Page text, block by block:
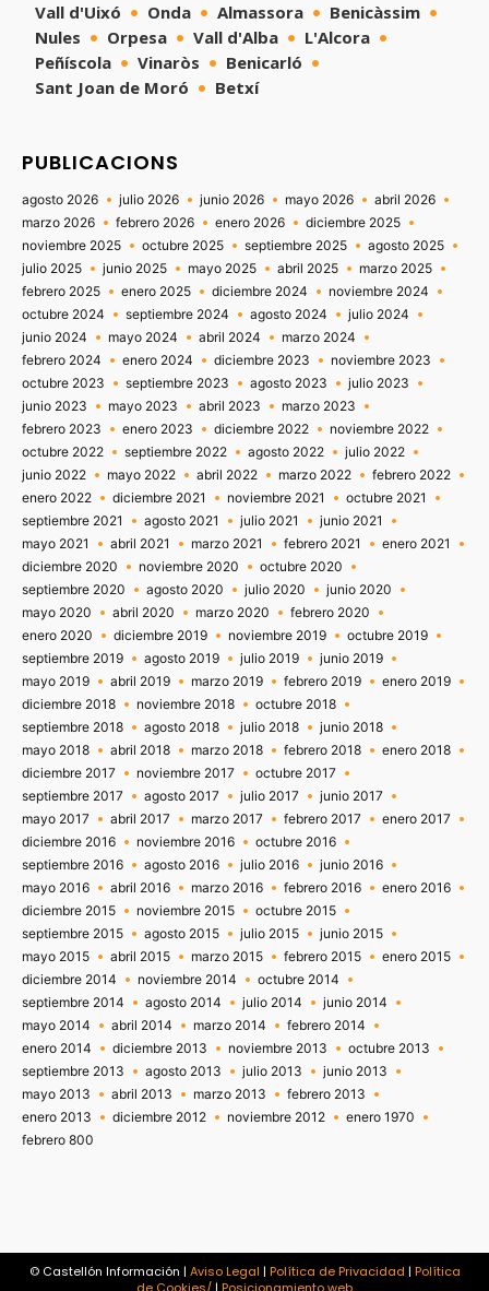
Vall d'Uixó
Onda Almassora
Benicàssim
Nules
Orpesa Vall d'Alba
L'Alcora
Peñíscola
Vinaròs
Benicarló
Sant Joan de Moró
Betxí
PUBLICACIONS
agosto 2026 julio 2026 junio 2026 mayo 2026
abril 2026
marzo 2026
febrero 2026 enero 2026
diciembre 2025
noviembre 2025
octubre 2025 septiembre 2025
agosto 2025
julio 2025
junio 2025 mayo 2025 abril 2025
marzo 2025
febrero 2025
enero 2025 diciembre 2024
noviembre 2024
octubre 2024
septiembre 2024 agosto 2024
julio 2024
junio 2024
mayo 2024 abril 2024
marzo 2024
febrero 2024
enero 2024 diciembre 2023
noviembre 2023
octubre 2023
septiembre 2023 agosto 2023
julio 2023
junio 2023
mayo 2023 abril 2023
marzo 2023
febrero 2023
enero 2023 diciembre 2022
noviembre 2022
octubre 2022
septiembre 2022 agosto 2022
julio 2022
junio 2022
mayo 2022 abril 2022 marzo 2022
febrero 2022
enero 2022
diciembre 2021 noviembre 2021
octubre 2021
septiembre 2021
agosto 2021 julio 2021
junio 2021
mayo 2021
abril 2021 marzo 2021 febrero 2021
enero 2021
diciembre 2020
noviembre 2020
octubre 2020
septiembre 2020
agosto 2020 julio 2020
junio 2020
mayo 2020
abril 2020 marzo 2020
febrero 2020
enero 2020
diciembre 2019 noviembre 2019
octubre 2019
septiembre 2019
agosto 2019 julio 2019
junio 2019
mayo 2019
abril 2019 marzo 2019 febrero 2019
enero 2019
diciembre 2018
noviembre 2018
octubre 2018
septiembre 2018
agosto 2018 julio 2018
junio 2018
mayo 2018
abril 2018 marzo 2018 febrero 2018
enero 2018
diciembre 2017
noviembre 2017
octubre 2017
septiembre 2017
agosto 2017 julio 2017
junio 2017
mayo 2017
abril 2017 marzo 2017 febrero 2017
enero 2017
diciembre 2016
noviembre 2016
octubre 2016
septiembre 2016
agosto 2016 julio 2016
junio 2016
mayo 2016
abril 2016 marzo 2016 febrero 2016
enero 2016
diciembre 2015
noviembre 2015
octubre 2015
septiembre 2015
agosto 2015 julio 2015
junio 2015
mayo 2015
abril 2015 marzo 2015 febrero 2015
enero 2015
diciembre 2014
noviembre 2014
octubre 2014
septiembre 2014
agosto 2014 julio 2014
junio 2014
mayo 2014
abril 2014 marzo 2014
febrero 2014
enero 2014
diciembre 2013 noviembre 2013
octubre 2013
septiembre 2013
agosto 2013 julio 2013
junio 2013
mayo 2013
abril 2013 marzo 2013
febrero 2013
enero 2013
diciembre 2012 noviembre 2012
enero 1970
febrero 800
© Castellón Información | Aviso Legal | Política de Privacidad | Política